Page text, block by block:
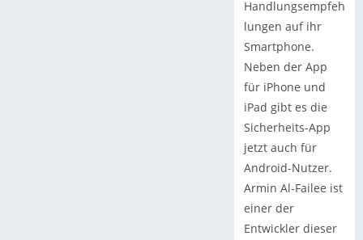
Handlungsempfeh
lungen auf ihr
Smartphone.
Neben der App
für iPhone und
iPad gibt es die
Sicherheits-App
jetzt auch für
Android-Nutzer.
Armin Al-Failee ist
einer der
Entwickler dieser